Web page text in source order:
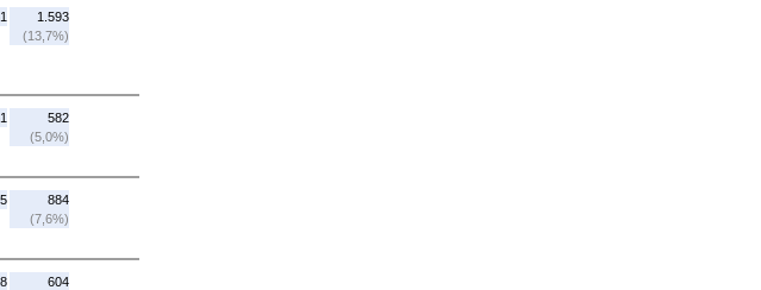
1.593
(13,7%)
582
(5,0%)
884
(7,6%)
604